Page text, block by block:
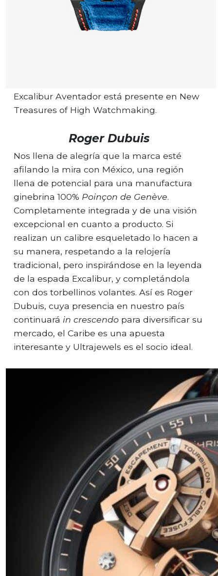
Excalibur Aventador está presente en New
Treasures of High Watchmaking.
Roger Dubuis
Nos llena de alegría que la marca esté
afilando la mira con México, una región
llena de potencial para una manufactura
ginebrina 100% Poinçon de Genève.
Completamente integrada y de una visión
excepcional en cuanto a producto. Si
realizan un calibre esqueletado lo hacen a
su manera, respetando a la relojería
tradicional, pero inspirándose en la leyenda
de la espada Excalibur, y completándola
con dos torbellinos volantes. Así es Roger
Dubuis, cuya presencia en nuestro país
continuará in crescendo para diversificar su
mercado, el Caribe es una apuesta
interesante y Ultrajewels es el socio ideal.